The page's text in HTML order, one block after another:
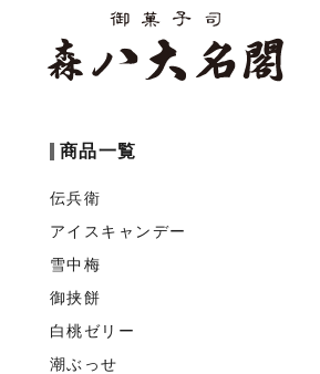
商品一覧
伝兵衛
アイスキャンデー
雪中梅
御挟餅
白桃ゼリー
潮ぶっせ